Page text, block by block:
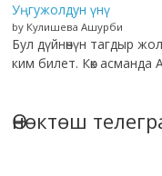
Уңгужолдун үнү
by Кулишева Ашурби
Бул дүйнөнүн тагдыр
ким билет. Көк
Өнөктөш